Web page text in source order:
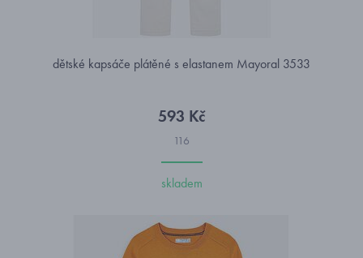
dětské kapsáče plátěné s elastanem Mayoral 3533
593 Kč
116
skladem